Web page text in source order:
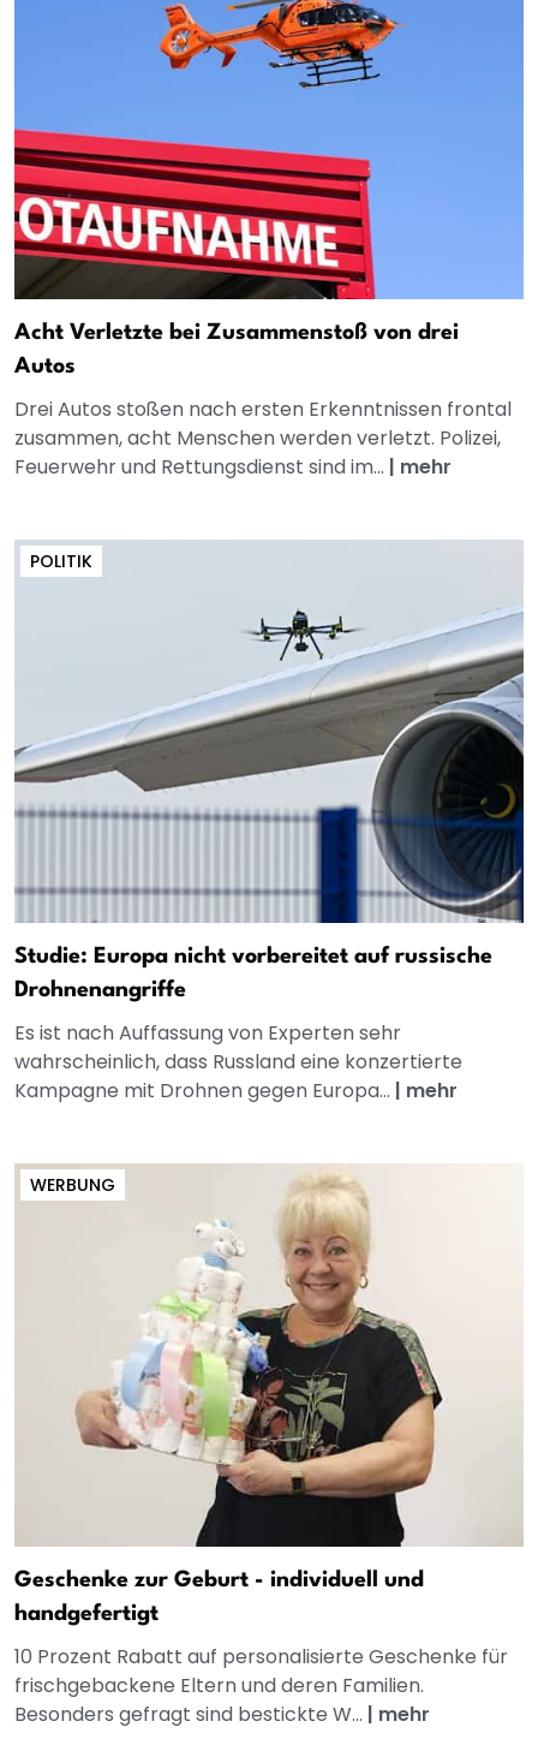
Acht Verletzte bei Zusammenstoß von drei
Autos
Drei Autos stoßen nach ersten Erkenntnissen frontal
zusammen, acht Menschen werden verletzt. Polizei,
Feuerwehr und Rettungsdienst sind im... | mehr
POLITIK
Studie: Europa nicht vorbereitet auf russische
Drohnenangriffe
Es ist nach Auffassung von Experten sehr
wahrscheinlich, dass Russland eine konzertierte
Kampagne mit Drohnen gegen Europa... | mehr
WERBUNG
Geschenke zur Geburt - individuell und
handgefertigt
10 Prozent Rabatt auf personalisierte Geschenke für
frischgebackene Eltern und deren Familien.
Besonders gefragt sind bestickte W... | mehr